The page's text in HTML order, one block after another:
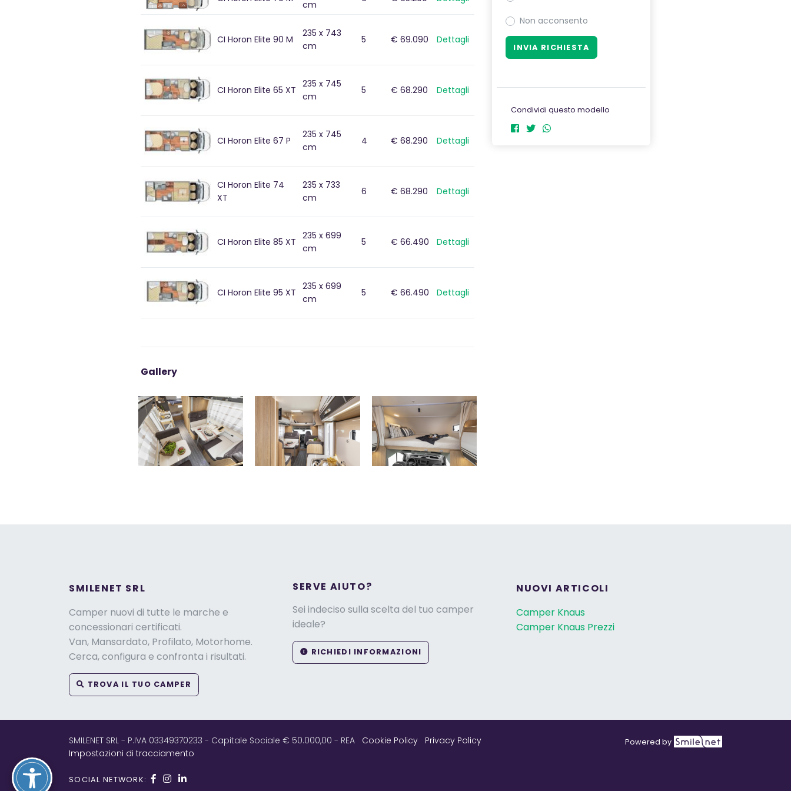
cm
CI Horon Elite 90 M
235 x 743
cm
5 € 69.090 Dettagli
CI Horon Elite 65 XT
235 x 745
cm
5 € 68.290 Dettagli
CI Horon Elite 67 P
235 x 745
cm
4 € 68.290 Dettagli
CI Horon Elite 74
XT
235 x 733
cm
6 € 68.290 Dettagli
CI Horon Elite 85 XT
235 x 699
cm
5 € 66.490 Dettagli
CI Horon Elite 95 XT
235 x 699
cm
5 € 66.490 Dettagli
Gallery
Non acconsento
Condividi questo modello
SMILENET SRL
Camper nuovi di tutte le marche e
concessionari certificati.
Van, Mansardato, Profilato, Motorhome.
Cerca, configura e confronta i risultati.
TROVA IL TUO CAMPER
SERVE AIUTO?
Sei indeciso sulla scelta del tuo camper
ideale?
RICHIEDI INFORMAZIONI
NUOVI ARTICOLI
Camper Knaus
Camper Knaus Prezzi
SMILENET SRL - P.IVA 03349370233 - Capitale Sociale € 50.000,00 - REA Cookie Policy
Privacy Policy
Impostazioni di tracciamento
Powered by
SOCIAL NETWORK: